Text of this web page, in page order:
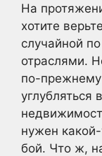
На
хотите
случайной
отраслями.
по-прежнему
углубляться
нужен
бой. Что ж,